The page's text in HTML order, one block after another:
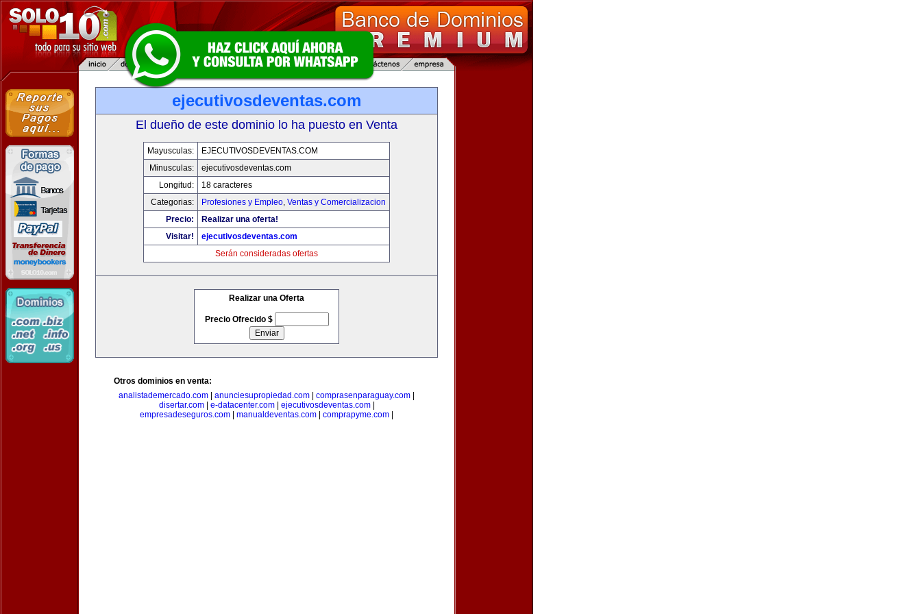
ejecutivosdeventas.com
El dueño de este dominio lo ha puesto en Venta
Mayusculas:
EJECUTIVOSDEVENTAS.COM
Minusculas:
ejecutivosdeventas.com
Longitud:
18 caracteres
Categorias:
Profesiones y Empleo, Ventas y Comercializacion
Precio:
Realizar una oferta!
Visitar!
ejecutivosdeventas.com
Serán consideradas ofertas
Realizar una Oferta
Precio Ofrecido $
Otros dominios en venta:
analistademercado.com
anunciesupropiedad.com comprasenparaguay.com
disertar.com| e-datacenter.com| ejecutivosdeventas.com|
empresadeseguros.com
manualdeventas.com comprapyme.com